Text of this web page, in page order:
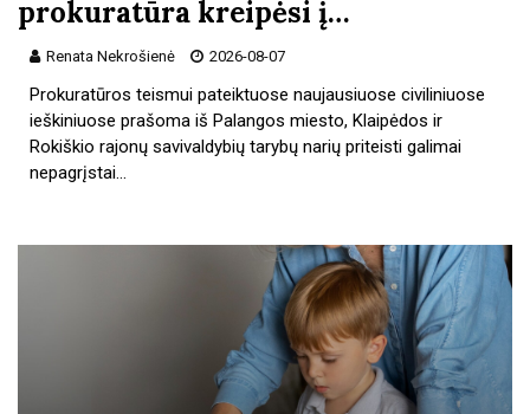
prokuratūra kreipėsi į…
Renata Nekrošienė 2026-08-07
Prokuratūros teismui pateiktuose naujausiuose civiliniuose
ieškiniuose prašoma iš Palangos miesto, Klaipėdos ir
Rokiškio rajonų savivaldybių tarybų narių priteisti galimai
nepagrįstai…